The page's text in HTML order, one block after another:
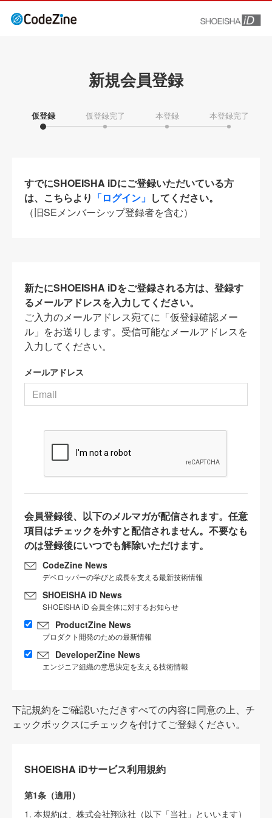
新規会員登録
仮登録 仮登録完了 本登録 本登録完了
すでにSHOEISHA iDにご登録いただいている方
は、こちらより 「ログイン」 してください。
（旧SEメンバーシップ登録者を含む）
新たにSHOEISHA iDをご登録される方は、登録す
るメールアドレスを入力してください。
ご入力のメールアドレス宛てに「仮登録確認メー
ル」をお送りします。受信可能なメールアドレスを
入力してください。
メールアドレス
会員登録後、以下のメルマガが配信されます。任意
項目はチェックを外すと配信されません。不要なも
のは登録後にいつでも解除いただけます。
CodeZine News
デベロッパーの学びと成長を支える最新技術情報
SHOEISHA iD News
SHOEISHA iD 会員全体に対するお知らせ
ProductZine News
プロダクト開発のための最新情報
DeveloperZine News
エンジニア組織の意思決定を支える技術情報
下記規約をご確認いただきすべての内容に同意の上、チ
ェックボックスにチェックを付けてご登録ください。
SHOEISHA iDサービス利用規約
第1条（適用）
1. 本規約は、株式会社翔泳社（以下「当社」といいます）